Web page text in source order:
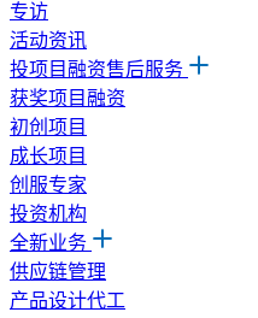
专访
活动资讯
投项目融资售后服务
获奖项目融资
初创项目
成长项目
创服专家
投资机构
全新业务
供应链管理
产品设计代工